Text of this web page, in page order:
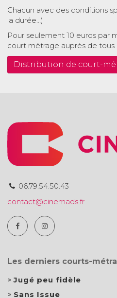
Chacun avec des conditions
la durée…)
Pour seulement 10 euros par
court métrage auprès de tous
Distribution de court-
06.79.54.50.43
contact@cinemads.fr
Les derniers courts-
Jugé peu fidèle
Sans Issue